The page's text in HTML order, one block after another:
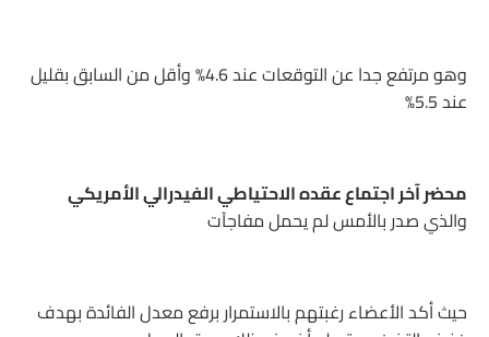
وهو مرتفع جدا عن التوقعات عند 4.6% وأقل من السابق بقليل
عند 5.5%
محضر آخر اجتماع عقده الاحتياطي الفيدرالي الأمريكي
والذي صدر بالأمس لم يحمل مفاجآت
حيث أكد الأعضاء رغبتهم بالاستمرار برفع معدل الفائدة بهدف